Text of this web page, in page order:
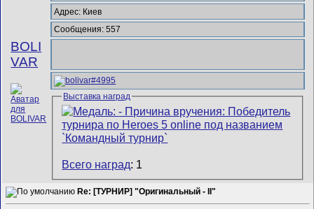
BOLI
VAR
Адрес: Киев
Сообщения: 557
Выставка наград
Всего наград: 1
Re: [ТУРНИР] "Оригинальный - II"